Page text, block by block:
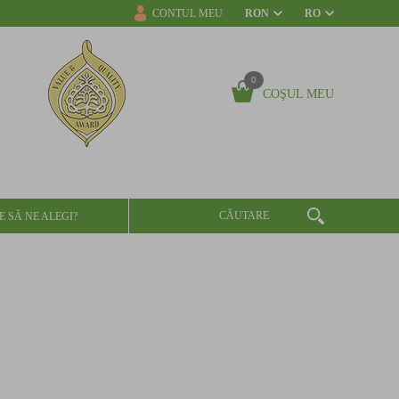
CONTUL MEU RON RO
0
COŞUL MEU
SĂ NE ALEGI?